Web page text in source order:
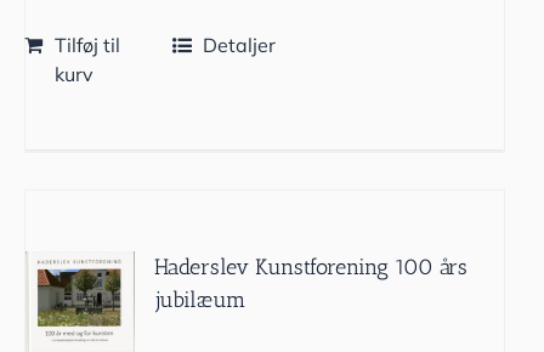
Tilføj til
kurv
Detaljer
Haderslev Kunstforening 100 års
jubilæum